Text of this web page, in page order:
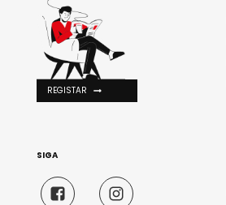
REGISTAR
SIGA